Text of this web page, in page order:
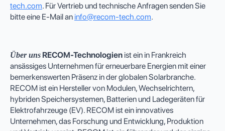
tech.com. Für Vertrieb und technische Anfragen senden Sie
bitte eine E-Mail an info@recom-tech.com.
Über uns RECOM-Technologien ist ein in Frankreich
ansässiges Unternehmen für erneuerbare Energien mit einer
bemerkenswerten Präsenz in der globalen Solarbranche.
RECOM ist ein Hersteller von Modulen, Wechselrichtern,
hybriden Speichersystemen, Batterien und Ladegeräten für
Elektrofahrzeuge (EV). RECOM ist ein innovatives
Unternehmen, das Forschung und Entwicklung, Produktion